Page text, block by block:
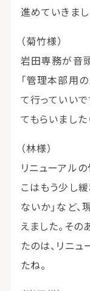
進めていきまし
（菊竹様）
岩田専務が音
「管理本部用
て行っていい
てもらいました（
（林様）
リニューアル
こはもう少し
ないか」など
えました。そ
たのは、リニ
たね。